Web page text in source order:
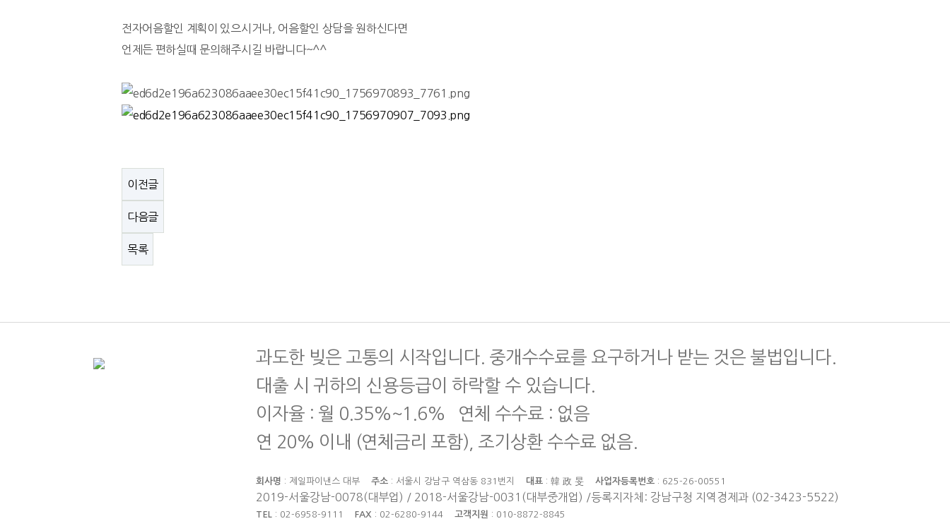
전자어음할인 계획이 있으시거나, 어음할인 상담을 원하신다면
언제든 편하실때 문의해주시길 바랍니다~^^
이전글
다음글
목록
과도한 빚은 고통의 시작입니다. 중개수수료를 요구하거나 받는 것은 불법입니다.
대출 시 귀하의 신용등급이 하락할 수 있습니다.
이자율 : 월 0.35%~1.6% 연체 수수료 : 없음
연 20% 이내 (연체금리 포함), 조기상환 수수료 없음.
회사명 : 제일파이낸스 대부 주소 : 서울시 강남구 역삼동 831번지 대표 : 韓 政 旻 사업자등록번호 : 625-26-00551
2019-서울강남-0078(대부업) / 2018-서울강남-0031(대부중개업) /등록지자체: 강남구청 지역경제과 (02-3423-5522)
TEL : 02-6958-9111 FAX : 02-6280-9144 고객지원 : 010-8872-8845